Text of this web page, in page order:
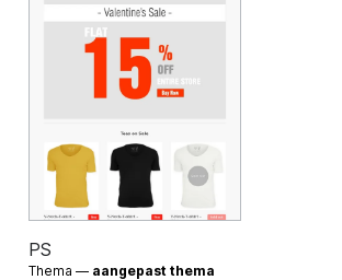
PS
Thema — aangepast thema